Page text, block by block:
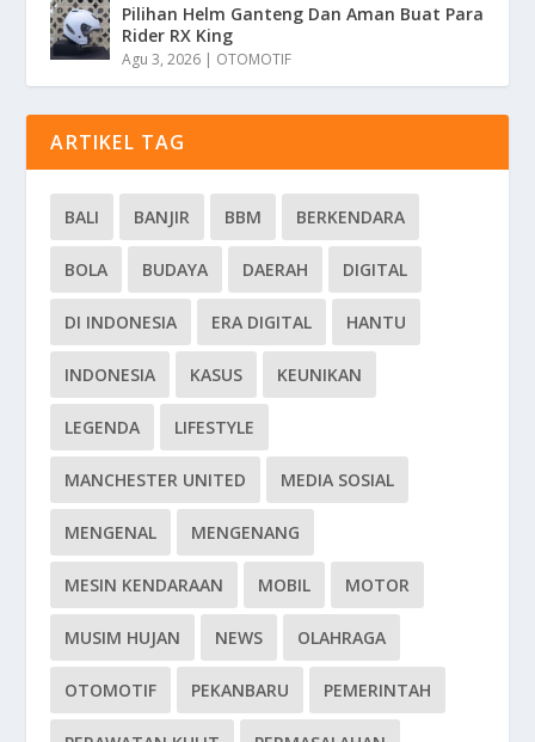
Pilihan Helm Ganteng Dan Aman Buat Para
Rider RX King
Agu 3, 2026 | OTOMOTIF
ARTIKEL TAG
BALI BANJIR BBM BERKENDARA
BOLA BUDAYA DAERAH DIGITAL
DI INDONESIA ERA DIGITAL HANTU
INDONESIA KASUS KEUNIKAN
LEGENDA LIFESTYLE
MANCHESTER UNITED MEDIA SOSIAL
MENGENAL MENGENANG
MESIN KENDARAAN MOBIL MOTOR
MUSIM HUJAN NEWS OLAHRAGA
OTOMOTIF PEKANBARU PEMERINTAH